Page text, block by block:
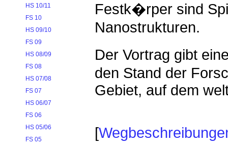
HS 10/11
FS 10
HS 09/10
FS 09
HS 08/09
FS 08
HS 07/08
FS 07
HS 06/07
FS 06
HS 05/06
FS 05
Festk�rper sind
Nanostrukturen.
Der Vortrag gibt
den Stand der
Gebiet, auf dem
[